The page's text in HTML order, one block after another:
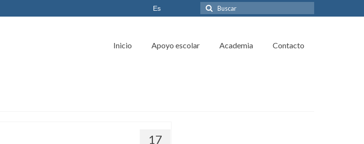
Es
Inicio Apoyo escolar Academia Contacto
17